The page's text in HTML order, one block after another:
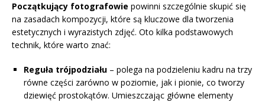
Początkujący fotografowie powinni szczególnie skupić się
na zasadach kompozycji, które są kluczowe dla tworzenia
estetycznych i wyrazistych zdjęć. Oto kilka podstawowych
technik, które warto znać:
Reguła trójpodziału – polega na podzieleniu kadru na trzy
równe części zarówno w poziomie, jak i pionie, co tworzy
dziewięć prostokątów. Umieszczając główne elementy